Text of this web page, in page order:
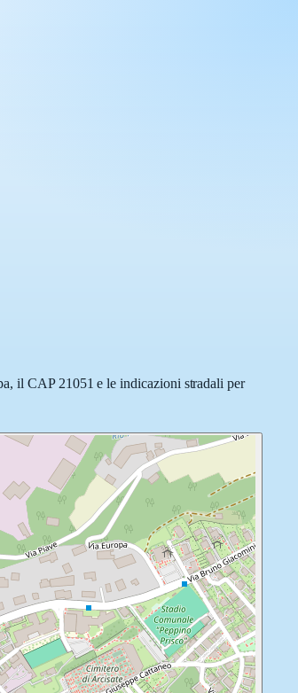
il CAP 21051 e le indicazioni stradali per